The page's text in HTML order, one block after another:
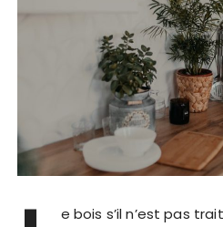
e bois s’il n’est pas